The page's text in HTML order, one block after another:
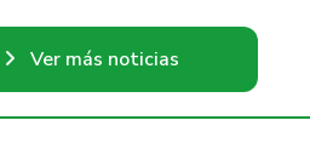
Ver más noticias